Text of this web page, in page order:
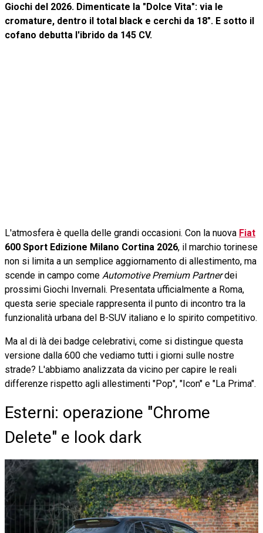
Giochi del 2026. Dimenticate la "Dolce Vita": via le
cromature, dentro il total black e cerchi da 18". E sotto il
cofano debutta l'ibrido da 145 CV.
L'atmosfera è quella delle grandi occasioni. Con la nuova Fiat
600 Sport Edizione Milano Cortina 2026, il marchio torinese
non si limita a un semplice aggiornamento di allestimento, ma
scende in campo come Automotive Premium Partnerdei
prossimi Giochi Invernali. Presentata ufficialmente a Roma,
questa serie speciale rappresenta il punto di incontro tra la
funzionalità urbana del B-SUV italiano e lo spirito competitivo.
Ma al di là dei badge celebrativi, come si distingue questa
versione dalla 600 che vediamo tutti i giorni sulle nostre
strade? L'abbiamo analizzata da vicino per capire le reali
differenze rispetto agli allestimenti "Pop", "Icon" e "La Prima".
Esterni: operazione "Chrome
Delete" e look dark